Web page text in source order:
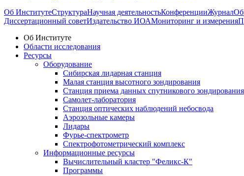
Об ИнститутеСтруктураНаучная деятельностьКонференцииЖурнал
Диссертационный советИздательство ИОАМониторинг и измерения
Об Институте
Области исследования
Ресурсы
Оборудование
Сибирская лидарная станция
Малая станция высотного зондирования
Станция приема данных спутникового зондирования
Самолет-лаборатория
Станция оптических наблюдений небосвода
Аэрозольные камеры
Лидары
Фурье-спектрометр
Спектрофотометрический комплекс
Информационные ресурсы
Вычислительный кластер "Феликс-К"
Программы